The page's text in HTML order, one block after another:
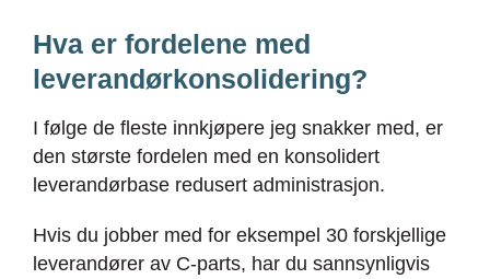
Hva er fordelene med
leverandørkonsolidering?
I følge de fleste innkjøpere jeg snakker med, er
den største fordelen med en konsolidert
leverandørbase redusert administrasjon.
Hvis du jobber med for eksempel 30 forskjellige
leverandører av C-parts, har du sannsynligvis